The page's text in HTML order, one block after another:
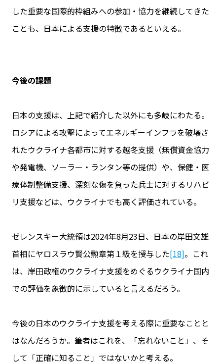
した重要な国際的枠組みへの参加・協力を継続してきた
ことも、日本による支援の特徴であるといえる。
今後の課題
日本の支援は、上記で紹介した以外にも多岐にわたる。
ロシアによる攻撃によってエネルギーインフラを破壊さ
れたウクライナ各都市に対する越冬支援（無償資金協力
や発電機、ソーラー・ランタン等の提供）や、保健・医
療体制整備支援、深刻な傷を負った兵士に対するリハビ
リ支援などは、ウクライナでも高く評価されている。
ゼレンスキー大統領は2024年8月23日、日本の岸田文雄
首相にヤロスラウ賢公勲章第１級を授与した[18]。これ
は、岸田政権のウクライナ支援をめぐるウクライナ国内
での評価を象徴的に示していると言えるだろう。
今後の日本のウクライナ支援を考える際に重要なことと
はなんだろうか。筆者はこれを、「忘れないこと」、そ
して「正確に知ること」ではないかと考える。